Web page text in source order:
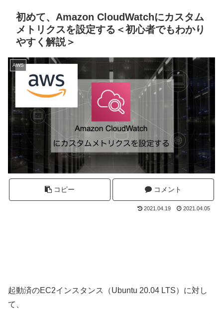
初めて、Amazon CloudWatchにカスタム
メトリクスを設定する＜初心者でもわかり
やすく解説＞
AWS
コピー コメント
2021.04.19 2021.04.05
起動済のEC2インスタンス（Ubuntu 20.04 LTS）に対し
て、